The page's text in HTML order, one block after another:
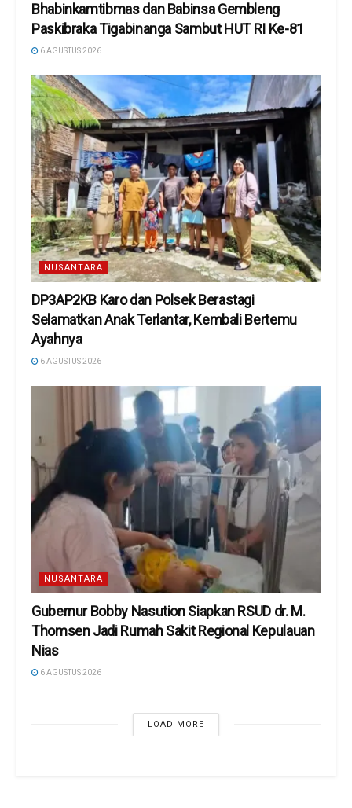
Bhabinkamtibmas dan Babinsa Gembleng
Paskibraka Tigabinanga Sambut HUT RI Ke-81
6 AGUSTUS 2026
NUSANTARA
DP3AP2KB Karo dan Polsek Berastagi
Selamatkan Anak Terlantar, Kembali Bertemu
Ayahnya
6 AGUSTUS 2026
NUSANTARA
Gubernur Bobby Nasution Siapkan RSUD dr. M.
Thomsen Jadi Rumah Sakit Regional Kepulauan
Nias
6 AGUSTUS 2026
LOAD MORE